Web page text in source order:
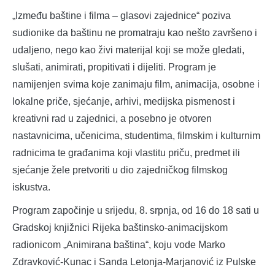
„Između baštine i filma – glasovi zajednice“ poziva
sudionike da baštinu ne promatraju kao nešto završeno i
udaljeno, nego kao živi materijal koji se može gledati,
slušati, animirati, propitivati i dijeliti. Program je
namijenjen svima koje zanimaju film, animacija, osobne i
lokalne priče, sjećanje, arhivi, medijska pismenost i
kreativni rad u zajednici, a posebno je otvoren
nastavnicima, učenicima, studentima, filmskim i kulturnim
radnicima te građanima koji vlastitu priču, predmet ili
sjećanje žele pretvoriti u dio zajedničkog filmskog
iskustva.
Program započinje u srijedu, 8. srpnja, od 16 do 18 sati u
Gradskoj knjižnici Rijeka baštinsko-animacijskom
radionicom „Animirana baština“, koju vode Marko
Zdravković-Kunac i Sanda Letonja-Marjanović iz Pulske